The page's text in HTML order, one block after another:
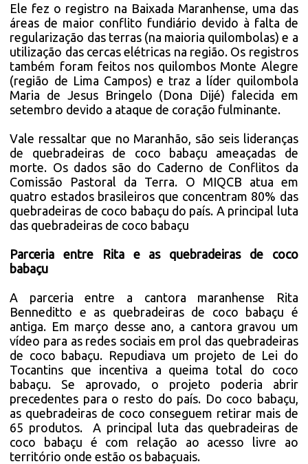
Ele fez o registro na Baixada Maranhense, uma das
áreas de maior conflito fundiário devido à falta de
regularização das terras (na maioria quilombolas) e a
utilização das cercas elétricas na região. Os registros
também foram feitos nos quilombos Monte Alegre
(região de Lima Campos) e traz a líder quilombola
Maria de Jesus Bringelo (Dona Dijé) falecida em
setembro devido a ataque de coração fulminante.
Vale ressaltar que no Maranhão, são seis lideranças
de quebradeiras de coco babaçu ameaçadas de
morte. Os dados são do Caderno de Conflitos da
Comissão Pastoral da Terra. O MIQCB atua em
quatro estados brasileiros que concentram 80% das
quebradeiras de coco babaçu do país. A principal luta
das quebradeiras de coco babaçu
Parceria entre Rita e as quebradeiras de coco
babaçu
A parceria entre a cantora maranhense Rita
Benneditto e as quebradeiras de coco babaçu é
antiga. Em março desse ano, a cantora gravou um
vídeo para as redes sociais em prol das quebradeiras
de coco babaçu. Repudiava um projeto de Lei do
Tocantins que incentiva a queima total do coco
babaçu. Se aprovado, o projeto poderia abrir
precedentes para o resto do país. Do coco babaçu,
as quebradeiras de coco conseguem retirar mais de
65 produtos. A principal luta das quebradeiras de
coco babaçu é com relação ao acesso livre ao
território onde estão os babaçuais.